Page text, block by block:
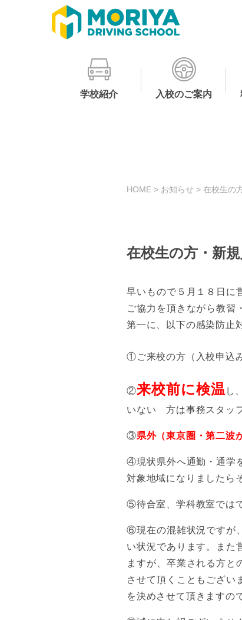
学校紹介 入校のご案内
HOME > お知らせ > 在校生の
在校生の方・新
早いもので５月１８日に
ご協力を頂きながら教習
第一に、以下の感染防止
①ご来校の方（入校申込
②来校前に検温 し
いない 方は事務スタッ
③県外（東京圏・第二波
④現状県外へ通勤・通学
対象地域になりましたら
⑤待合室、学科教室では
⑥現在の混雑状況ですが
い状況であります。また
ますが、卒業される方と
させて頂くこともござい
を決めさせて頂きますの